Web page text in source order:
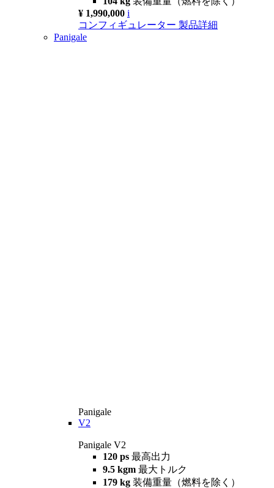
¥ 1,990,000 i
コンフィギュレーター 製品詳細
Panigale
Panigale
V2
Panigale V2
120 ps 最高出力
9.5 kgm 最大トルク
179 kg 装備重量（燃料を除く）